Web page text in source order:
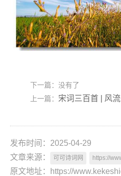
下一篇：没有了
上一篇： 宋词三百首 | 风
发布时间：2025-04-29
文章来源：
可可诗词网 https://
原文地址：https://